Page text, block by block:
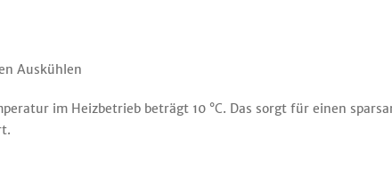
Auskühlen
im Heizbetrieb beträgt 10 °C. Das sorgt für einen